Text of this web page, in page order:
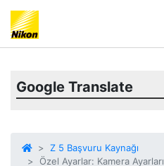
Google Translate
Z 5 Başvuru Kaynağı
Özel Ayarlar: Kamera